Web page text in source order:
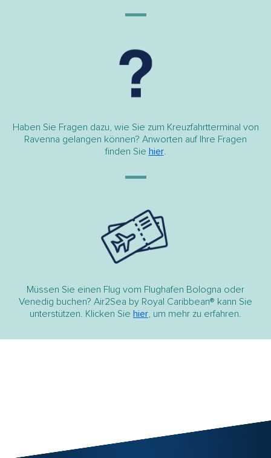
Haben Sie Fragen dazu, wie Sie zum Kreuzfahrtterminal von
Ravenna gelangen können? Anworten auf Ihre Fragen
finden Sie hier.
Müssen Sie einen Flug vom Flughafen Bologna oder
Venedig buchen? Air2Sea by Royal Caribbean® kann Sie
unterstützen. Klicken Sie hier, um mehr zu erfahren.